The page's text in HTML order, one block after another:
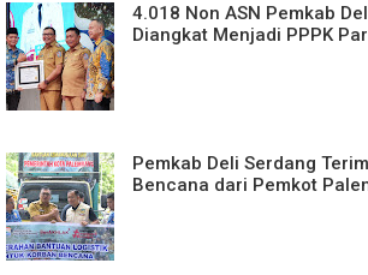
4.018 Non ASN Pemkab
Diangkat Menjadi PPPK
Pemkab Deli Serdang
Bencana dari Pemkot